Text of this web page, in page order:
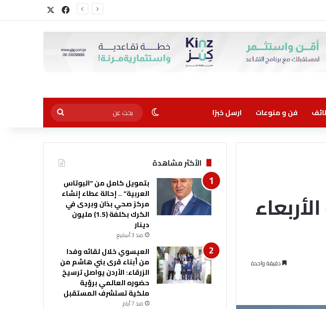
فيسبوك
فن و منوعات ارسل خبرًا الوضع المظلم
بحث
عن
دقيقة واحدة
الأكثر مشاهدة
بتمويل كامل من “البوتاس
العربية” .. إحالة عطاء إنشاء
مركز صحي بذان وبردى في
الكرك بكلفة (1.5) مليون
دينار
منذ 3 أسابيع
العيسوي خلال لقائه وفدا
من أبناء قرى بني هاشم من
الزرقاء: الأردن يواصل ترسيخ
حضوره العالمي برؤية
ملكية تستشرف المستقبل
منذ 7 أيام